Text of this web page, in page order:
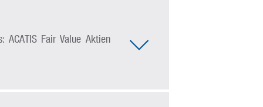
ACATIS Fair Value Aktien